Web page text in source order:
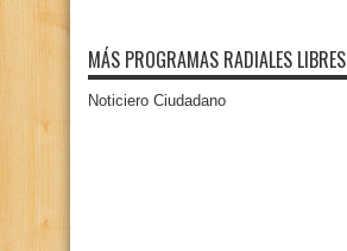
MÁS PROGRAMAS RADIALES LIBRES
Noticiero Ciudadano